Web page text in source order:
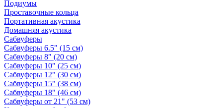
Подиумы
Проставочные кольца
Портативная акустика
Домашняя акустика
Сабвуферы
Сабвуферы 6.5" (15 см)
Сабвуферы 8" (20 см)
Сабвуферы 10" (25 см)
Сабвуферы 12" (30 см)
Сабвуферы 15" (38 см)
Сабвуферы 18" (46 см)
Сабвуферы от 21" (53 см)